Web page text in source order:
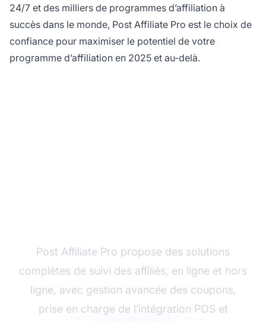
24/7 et des milliers de programmes d’affiliation à
succès dans le monde, Post Affiliate Pro est le choix de
confiance pour maximiser le potentiel de votre
programme d’affiliation en 2025 et au-delà.
Post Affiliate Pro propose des solutions
complètes de suivi des affiliés, en ligne et hors
ligne, avec gestion avancée des coupons,
prise en charge de l’intégration POS et